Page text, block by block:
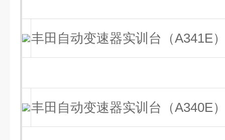
丰田自动变速器实训台（A341E
丰田自动变速器实训台（A340E